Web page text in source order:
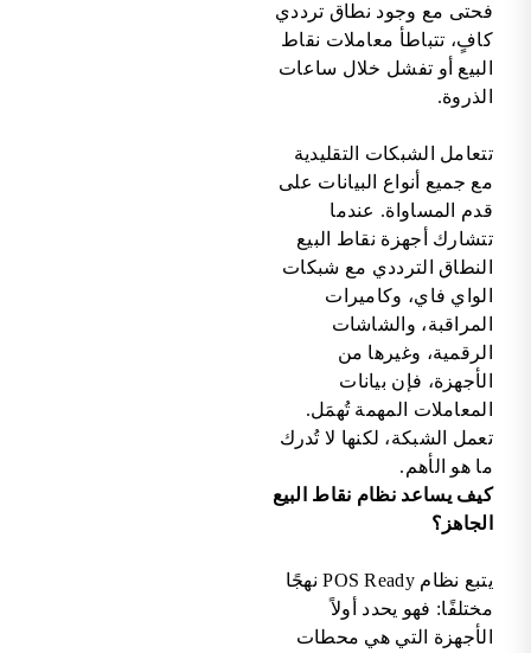
فحتى مع وجود نطاق ترددي
كافٍ، تتباطأ معاملات نقاط
البيع أو تفشل خلال ساعات
الذروة.
تتعامل الشبكات التقليدية
مع جميع أنواع البيانات على
قدم المساواة. عندما
تتشارك أجهزة نقاط البيع
النطاق الترددي مع شبكات
الواي فاي، وكاميرات
المراقبة، والشاشات
الرقمية، وغيرها من
الأجهزة، فإن بيانات
المعاملات المهمة تُهمَل.
تعمل الشبكة، لكنها لا تُدرك
ما هو الأهم.
كيف يساعد نظام نقاط البيع
الجاهز؟
يتبع نظام POS Ready نهجًا
مختلفًا: فهو يحدد أولاً
الأجهزة التي هي محطات